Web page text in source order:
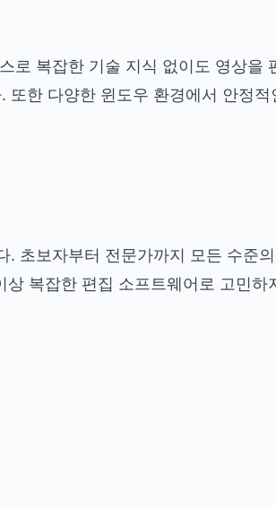
로 복잡한 기술 지식 없이도 영상을
또한 다양한 윈도우 환경에서 안정적
초보자부터 전문가까지 모든 수준
복잡한 편집 소프트웨어로 고민하